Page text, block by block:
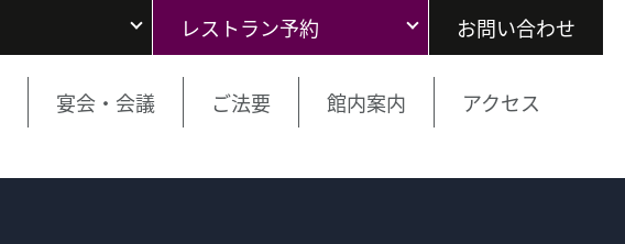
レストラン予約 お問い合わせ
宴会・会議 ご法要 館内案内
アクセス